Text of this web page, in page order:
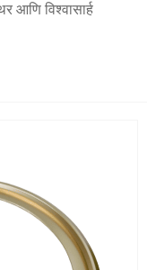
आणि विश्वासार्ह